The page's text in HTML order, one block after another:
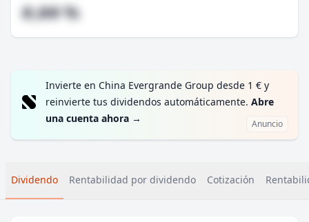
#,## %
Invierte en China Evergrande Group desde 1 € y
reinvierte tus dividendos automáticamente. Abre
una cuenta ahora → Anuncio
Dividendo Rentabilidad por dividendo Cotización